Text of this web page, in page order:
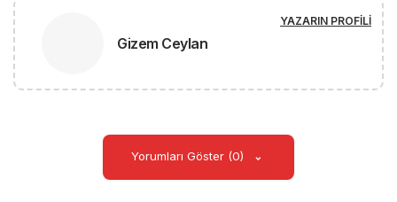
Gizem Ceylan
YAZARIN PROFILI
Yorumları Göster (0)